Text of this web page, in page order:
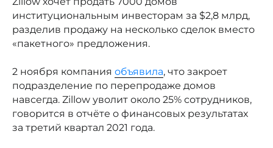
институциональным инвесторам за $2,8 млрд,
разделив продажу на несколько сделок вместо
«пакетного» предложения.
2 ноября компания объявила, что закроет
подразделение по перепродаже домов
навсегда. Zillow уволит около 25% сотрудников,
говорится в отчёте о финансовых результатах
за третий квартал 2021 года.